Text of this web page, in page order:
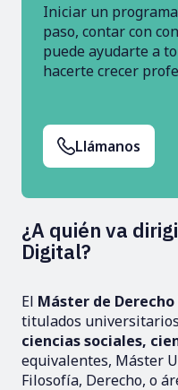
Iniciar un
paso, contar con
puede ayudarte a
hacerte crecer
Llámanos
¿A quién va
Digital?
El Máster de
titulados
ciencias sociales,
equivalentes, Máster
Filosofía, Derecho, o